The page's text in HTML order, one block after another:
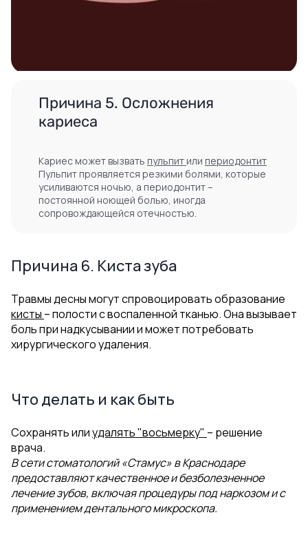
Причина 5. Осложнения
кариеса
Кариес может вызвать пульпитили периодонтит
Пульпит проявляется резкими болями, которые
усиливаются ночью, а периодонтит –
постоянной ноющей болью, иногда
сопровождающейся отечностью.
Причина 6. Киста зуба
Травмы десны могут спровоцировать образование
кисты – полости с воспаленной тканью. Она вызывает
боль при надкусывании и может потребовать
хирургического удаления.
Что делать и как быть
Сохранять илиудалять "восьмерку" – решение
врача.
В сети стоматологий «Стамус» в Краснодаре
предоставляют качественное и безболезненное
лечение зубов, включая процедуры под наркозом и с
применением дентального микроскопа.